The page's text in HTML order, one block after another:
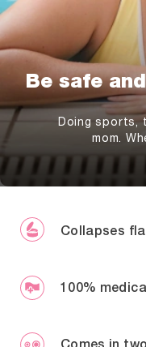
Be safe
Doing sports,
mom.
Collapses
100%